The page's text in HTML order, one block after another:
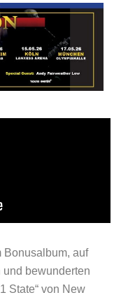
Bonusalbum, auf
bewunderten
State“ von New